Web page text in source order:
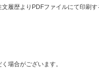
履歴よりPDFファイルにて印刷す
場合がございます。